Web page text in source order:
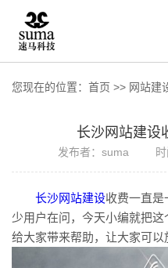
您现在的位置： 首页 >> 网站建
长沙网站建设
发布者：suma
长沙网站建设收费一直
少用户在问，今天小编就把
给大家带来帮助，让大家可以